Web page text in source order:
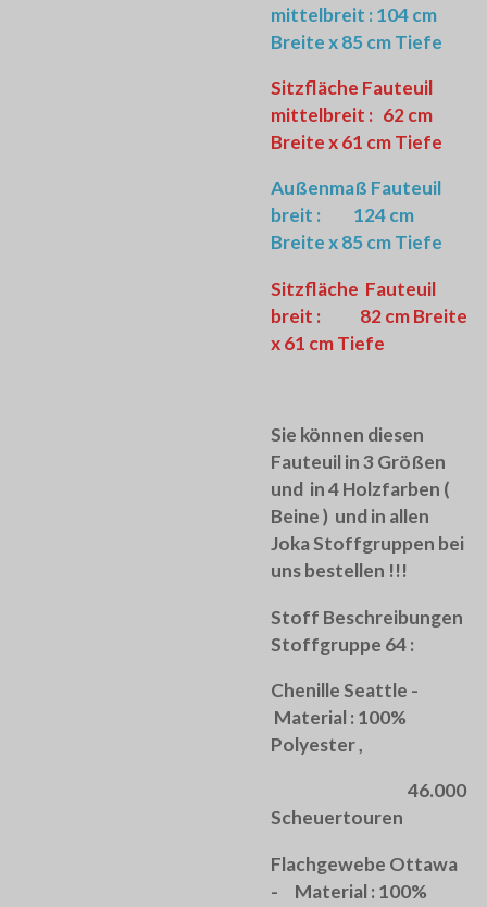
mittelbreit : 104 cm
Breite x 85 cm Tiefe
Sitzfläche Fauteuil
mittelbreit : 62 cm
Breite x 61 cm Tiefe
Außenmaß Fauteuil
breit : 124 cm
Breite x 85 cm Tiefe
Sitzfläche Fauteuil
breit : 82 cm Breite
x 61 cm Tiefe
Sie können diesen
Fauteuil in 3 Größen
und in 4 Holzfarben (
Beine ) und in allen
Joka Stoffgruppen bei
uns bestellen !!!
Stoff Beschreibungen
Stoffgruppe 64 :
Chenille Seattle -
Material : 100%
Polyester ,
46.000
Scheuertouren
Flachgewebe Ottawa
- Material : 100%